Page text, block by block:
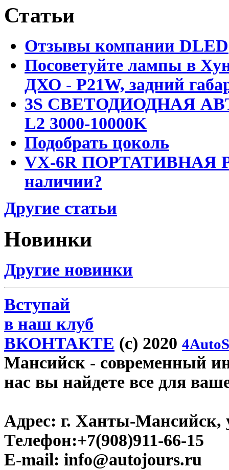
Статьи
Отзывы компании DLED
Посоветуйте лампы в
ДХО - P21W, задний
3S СВЕТОДИОДНАЯ
L2 3000-10000K
Подобрать цоколь
VX-6R ПОРТАТИВНАЯ
наличии?
Другие статьи
Новинки
Другие новинки
Вступай
в наш клуб
ВКОНТАКТЕ (c) 2020
Мансийск - современный
нас вы найдете все для
Адрес: г. Ханты-Мансийск,
Телефон:+7(908)911-66-15
E-mail: info@autojours.ru